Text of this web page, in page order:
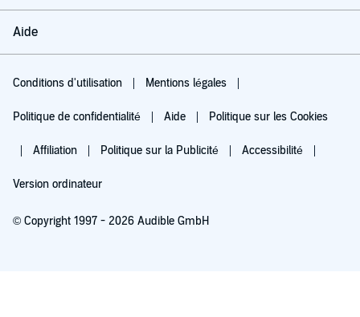
Aide
Conditions d'utilisation Mentions légales
Politique de confidentialité Aide Politique sur les Cookies
Affiliation Politique sur la Publicité Accessibilité
Version ordinateur
© Copyright 1997 - 2026 Audible GmbH